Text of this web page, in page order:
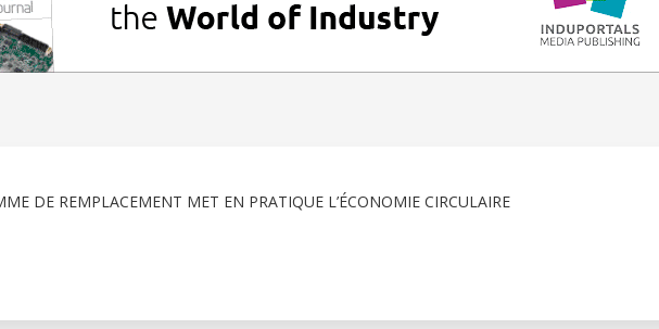
DE REMPLACEMENT MET EN PRATIQUE L’ÉCONOMIE CIRCULAIRE